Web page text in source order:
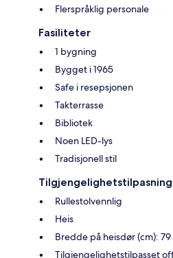
Flerspråklig personale
Fasiliteter
1 bygning
Bygget i 1965
Safe i resepsjonen
Takterrasse
Bibliotek
Noen LED-lys
Tradisjonell stil
Rullestolvennlig
Heis
Bredde på heisdør (cm): 79
Tilgjengelighetstilpasset